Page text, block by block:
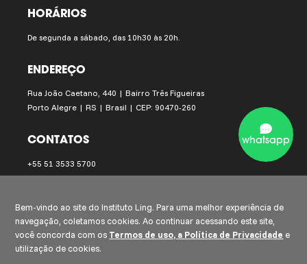
HORÁRIOS
De segunda a sábado, das 10h30 às 20h.
ENDEREÇO
Rua João Caetano, 440 | Bairro Três Figueiras
Porto Alegre | RS | Brasil | CEP: 90470-260
CONTATOS
+55 51 3533 5700
instituto.ling@institutoling.org.br
whatsapp
Bem-vindo ao site do Instituto Ling. Para uma melhor experiência de
navegação, coletamos cookies. Ao continuar acessando este site,
você concorda com os Termos de uso, a Política de Privacidade e
utilização de cookies.